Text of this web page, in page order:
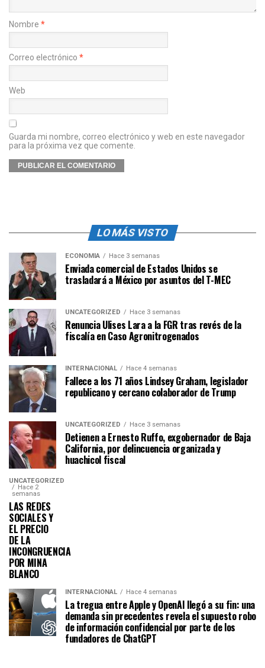
Nombre *
Correo electrónico *
Web
Guarda mi nombre, correo electrónico y web en este navegador
para la próxima vez que comente.
LO MÁS VISTO
ECONOMÍA Hace 3 semanas
Enviada comercial de Estados Unidos se
trasladará a México por asuntos del T-MEC
UNCATEGORIZED Hace 3 semanas
Renuncia Ulises Lara a la FGR tras revés de la
fiscalía en Caso Agronitrogenados
INTERNACIONAL Hace 4 semanas
Fallece a los 71 años Lindsey Graham, legislador
republicano y cercano colaborador de Trump
UNCATEGORIZED Hace 3 semanas
Detienen a Ernesto Ruffo, exgobernador de Baja
California, por delincuencia organizada y
huachicol fiscal
UNCATEGORIZED
Hace 2
semanas
LAS REDES
SOCIALES Y
EL PRECIO
DE LA
INCONGRUENCIA
POR MINA
BLANCO
INTERNACIONAL Hace 4 semanas
La tregua entre Apple y OpenAI llegó a su fin: una
demanda sin precedentes revela el supuesto robo
de información confidencial por parte de los
fundadores de ChatGPT